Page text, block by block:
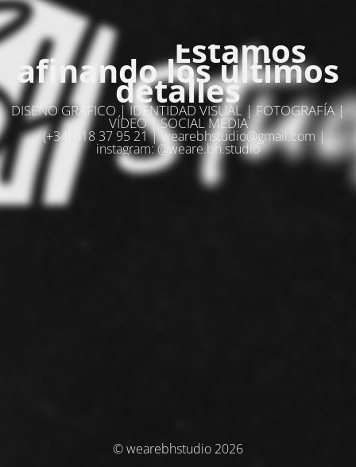
Estamos
afinando los últimos
detalles
DISEÑO GRÁFICO | IDENTIDAD VISUAL | FOTOGRAFÍA |
VÍDEO | SOCIAL MEDIA
(+34) 618 37 95 21 | wearebhstudio@gmail.com |
instagram: @weare.bh.studio
© wearebhstudio 2026